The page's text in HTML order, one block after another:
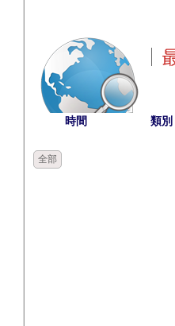
時間 類別
全部